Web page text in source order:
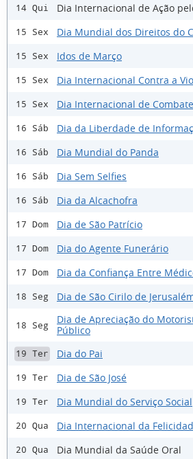
14 Qui Dia Internacional de Ação
15 Sex Dia Mundial dos Direitos do
15 Sex Idos de Março
15 Sex Dia Internacional Contra a
15 Sex Dia Internacional de
16 Sáb Dia da Liberdade de
16 Sáb Dia Mundial do Panda
16 Sáb Dia Sem Selfies
16 Sáb Dia da Alcachofra
17 Dom Dia de São Patrício
17 Dom Dia do Agente Funerário
17 Dom Dia da Confiança Entre
18 Seg Dia de São Cirilo de
18 Seg
Dia de Apreciação do
Público
19 Ter Dia do Pai
19 Ter Dia de São José
19 Ter Dia Mundial do Serviço Social
20 Qua Dia Internacional da
20 Qua Dia Mundial da Saúde Oral